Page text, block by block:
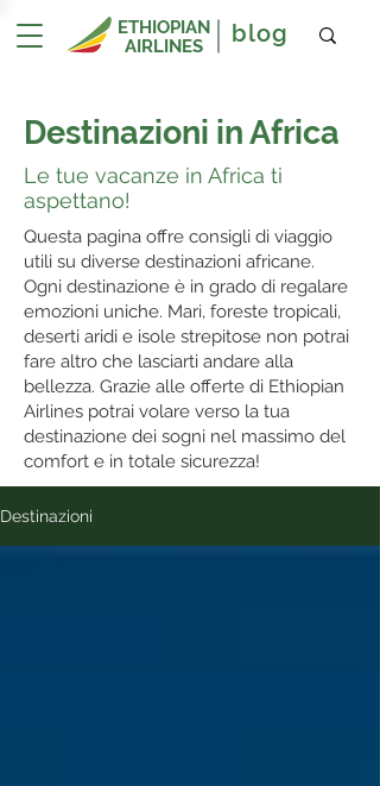
blog
ETHIOPIAN
AIRLINES
Destinazioni in Africa
Le tue vacanze in Africa ti
aspettano!
Questa pagina offre consigli di viaggio
utili su diverse destinazioni africane.
Ogni destinazione è in grado di regalare
emozioni uniche. Mari, foreste tropicali,
deserti aridi e isole strepitose non potrai
fare altro che lasciarti andare alla
bellezza. Grazie alle offerte di Ethiopian
Airlines potrai volare verso la tua
destinazione dei sogni nel massimo del
comfort e in totale sicurezza!
Destinazioni